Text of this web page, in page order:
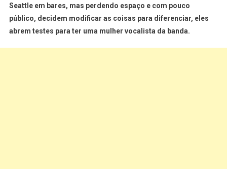
Seattle em bares, mas perdendo espaço e com pouco
público, decidem modificar as coisas para diferenciar, eles
abrem testes para ter uma mulher vocalista da banda.